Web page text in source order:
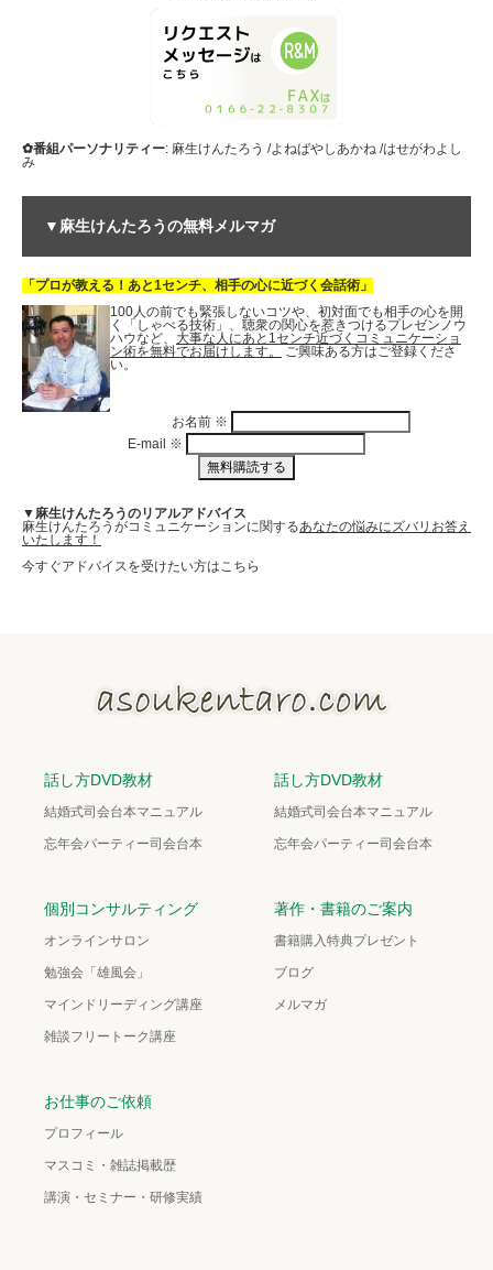
✿番組パーソナリティー: 麻生けんたろう /よねばやしあかね /はせがわよし
み
▼麻生けんたろうの無料メルマガ
「プロが教える！あと1センチ、相手の心に近づく会話術」
100人の前でも緊張しないコツや、初対面でも相手の心を開
く「しゃべる技術」、聴衆の関心を惹きつけるプレゼンノウ
ハウなど、 大事な人にあと1センチ近づくコミュニケーショ
ン術を無料でお届けします。
ご興味ある方はご登録くださ
い。
お名前 ※
E-mail ※
▼麻生けんたろうのリアルアドバイス
麻生けんたろうがコミュニケーションに関するあなたの悩みにズバリお答え
いたします！
今すぐアドバイスを受けたい方はこちら
話し方DVD教材
結婚式司会台本マニュアル
忘年会パーティー司会台本
話し方DVD教材
結婚式司会台本マニュアル
忘年会パーティー司会台本
個別コンサルティング
オンラインサロン
勉強会「雄風会」
マインドリーディング講座
雑談フリートーク講座
著作・書籍のご案内
書籍購入特典プレゼント
ブログ
メルマガ
お仕事のご依頼
プロフィール
マスコミ・雑誌掲載歴
講演・セミナー・研修実績